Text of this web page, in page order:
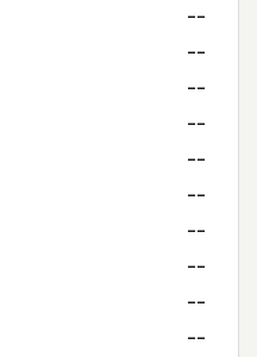
--
--
--
--
--
--
--
--
--
--